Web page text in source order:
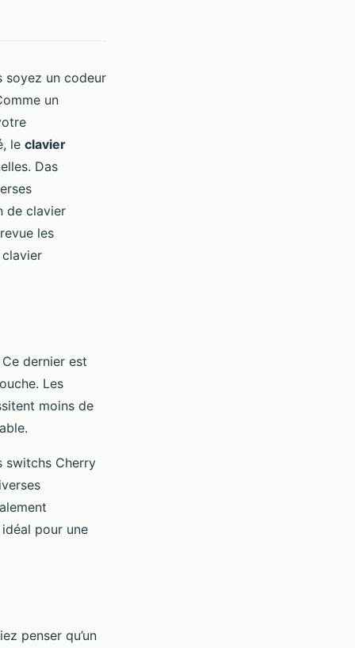
soyez un codeur
un
le clavier
Das
de clavier
les
Ce dernier est
Les
moins de
switchs Cherry
pour une
penser qu’un